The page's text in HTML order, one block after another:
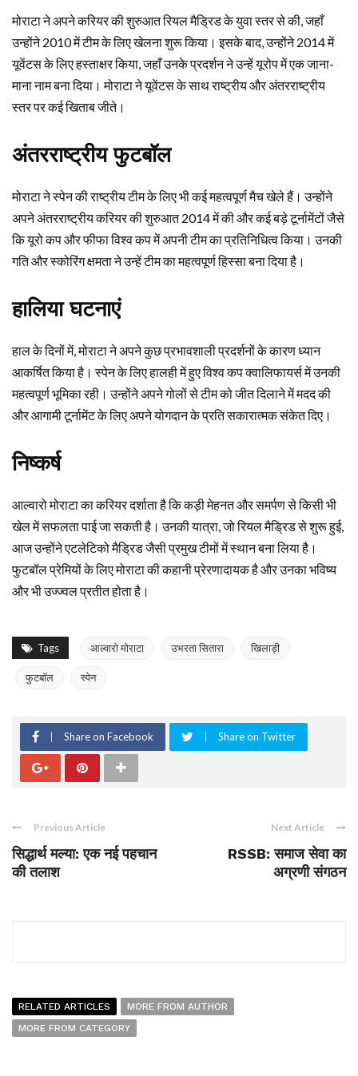
मोराटा ने अपने करियर की शुरुआत रियल मैड्रिड के युवा स्तर से की, जहाँ
उन्होंने 2010 में टीम के लिए खेलना शुरू किया। इसके बाद, उन्होंने 2014 में
यूवेंटस के लिए हस्ताक्षर किया, जहाँ उनके प्रदर्शन ने उन्हें यूरोप में एक जाना-
माना नाम बना दिया। मोराटा ने यूवेंटस के साथ राष्ट्रीय और अंतरराष्ट्रीय
स्तर पर कई खिताब जीते।
अंतरराष्ट्रीय फुटबॉल
मोराटा ने स्पेन की राष्ट्रीय टीम के लिए भी कई महत्वपूर्ण मैच खेले हैं। उन्होंने
अपने अंतरराष्ट्रीय करियर की शुरुआत 2014 में की और कई बड़े टूर्नामेंटों जैसे
कि यूरो कप और फीफा विश्व कप में अपनी टीम का प्रतिनिधित्व किया। उनकी
गति और स्कोरिंग क्षमता ने उन्हें टीम का महत्वपूर्ण हिस्सा बना दिया है।
हालिया घटनाएं
हाल के दिनों में, मोराटा ने अपने कुछ प्रभावशाली प्रदर्शनों के कारण ध्यान
आकर्षित किया है। स्पेन के लिए हालही में हुए विश्व कप क्वालिफायर्स में उनकी
महत्वपूर्ण भूमिका रही। उन्होंने अपने गोलों से टीम को जीत दिलाने में मदद की
और आगामी टूर्नामेंट के लिए अपने योगदान के प्रति सकारात्मक संकेत दिए।
निष्कर्ष
आल्वारो मोराटा का करियर दर्शाता है कि कड़ी मेहनत और समर्पण से किसी भी
खेल में सफलता पाई जा सकती है। उनकी यात्रा, जो रियल मैड्रिड से शुरू हुई,
आज उन्होंने एटलेटिको मैड्रिड जैसी प्रमुख टीमों में स्थान बना लिया है।
फुटबॉल प्रेमियों के लिए मोराटा की कहानी प्रेरणादायक है और उनका भविष्य
और भी उज्ज्वल प्रतीत होता है।
Tags आल्वारो मोराटा उभरता सितारा खिलाड़ी
फुटबॉल स्पेन
Share on Facebook Share on Twitter
Previous Article
सिद्धार्थ मल्या: एक नई पहचान
की तलाश
Next Article
RSSB: समाज सेवा का
अग्रणी संगठन
RELATED ARTICLES
MORE FROM AUTHOR
MORE FROM CATEGORY